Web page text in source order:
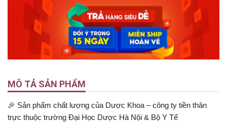
MÔ TẢ SẢN PHẨM
🎉 Sản phẩm chất lượng của Dược Khoa – công ty tiền thân
trực thuộc trường Đại Học Dược Hà Nội & Bộ Y Tế